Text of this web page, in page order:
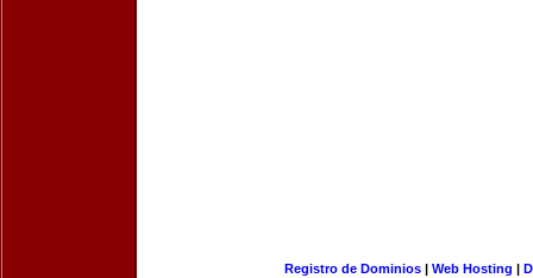
Registro de Dominios| Web Hosting |